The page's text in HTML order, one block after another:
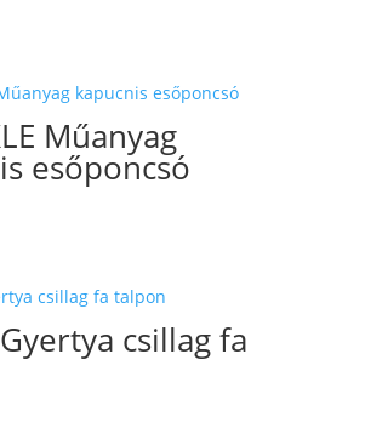
Műanyag
esőponcsó
csillag fa